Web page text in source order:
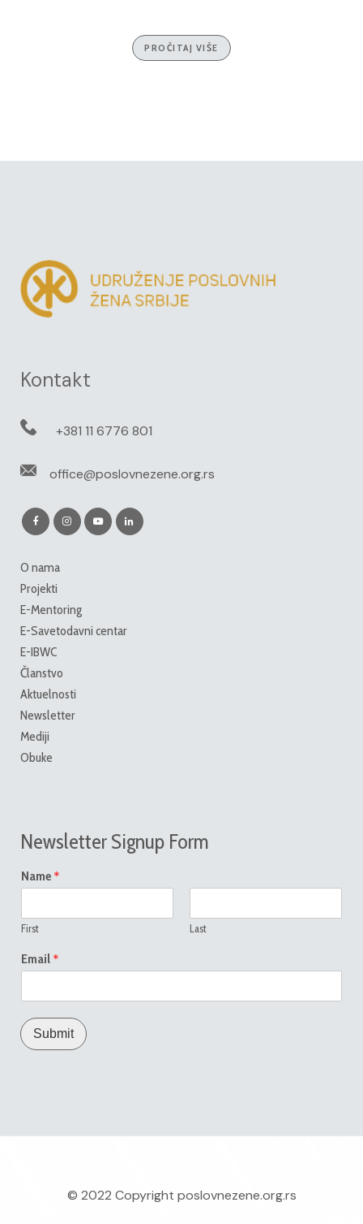
PROČITAJ VIŠE
Kontakt
+381 11 6776 801
office@poslovnezene.org.rs
O nama
Projekti
E-Mentoring
E-Savetodavni centar
E-IBWC
Članstvo
Aktuelnosti
Newsletter
Mediji
Obuke
Newsletter Signup Form
Name *
First Last
Email *
Submit
© 2022 Copyright poslovnezene.org.rs